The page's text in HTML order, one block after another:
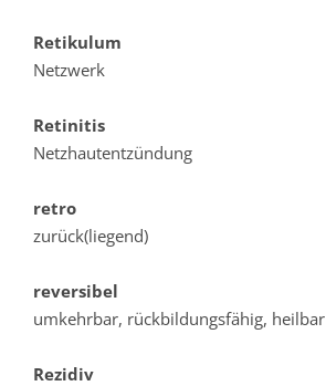
Retikulum
Netzwerk
Retinitis
Netzhautentzündung
retro
zurück(liegend)
reversibel
umkehrbar, rückbildungsfähig, heilbar
Rezidiv